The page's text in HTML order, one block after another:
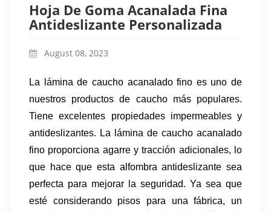
Hoja De Goma Acanalada Fina
Antideslizante Personalizada
August 08, 2023
La lámina de caucho acanalado fino es uno de
nuestros productos de caucho más populares.
Tiene excelentes propiedades impermeables y
antideslizantes. La lámina de caucho acanalado
fino proporciona agarre y tracción adicionales, lo
que hace que esta alfombra antideslizante sea
perfecta para mejorar la seguridad. Ya sea que
esté considerando pisos para una fábrica, un